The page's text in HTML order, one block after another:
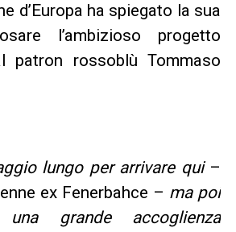
d’Europa ha spiegato la sua
l’ambizioso progetto
patron rossoblù Tommaso
lungo per arrivare qui–
ex Fenerbahce – ma poi
grande accoglienza